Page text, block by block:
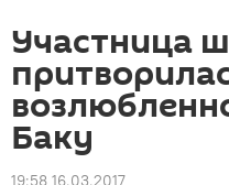
Участница
Баку
19:58 16.03.2017